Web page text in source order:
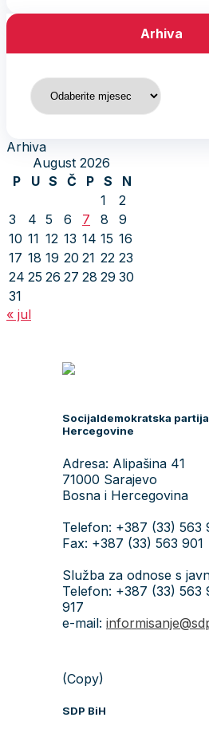
Arhiva
Arhiva
Arhiva
August 2026
P
U S Č P S
N
1
2
3
4 5 6 7 8
9
10 11 12 13 14 15 16
17 18 19 20 21 22 23
24 25 26 27 28 29 30
31
« jul
Socijaldemokratska
Hercegovine
Adresa: Alipašina 41
71000 Sarajevo
Bosna i Hercegovina
Telefon: +387 (33) 563
Fax: +387 (33) 563 901
Služba za odnose s
Telefon: +387 (33) 563
917
e-mail:
(Copy)
SDP BiH